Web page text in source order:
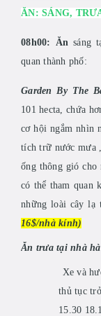
ĂN: SÁNG,
08h00: Ăn sáng
quan thành phố:
Garden By The
101 hecta, chứa
cơ hội ngắm nhìn
tích trữ nước mưa
ống thông gió cho
có thể tham quan
những loài cây
16$/nhà kính)
Ăn trưa tại nhà
Xe và hướng
thủ tục
15.30